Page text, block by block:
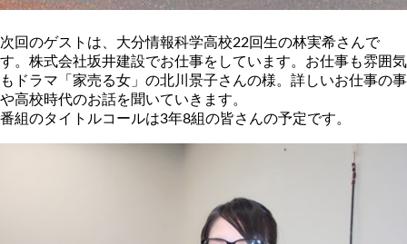
次回のゲストは、大分情報科学高校22回生の林実希さんで
す。株式会社坂井建設でお仕事をしています。お仕事も雰囲気
もドラマ「家売る女」の北川景子さんの様。詳しいお仕事の事
や高校時代のお話を聞いていきます。
番組のタイトルコールは3年8組の皆さんの予定です。